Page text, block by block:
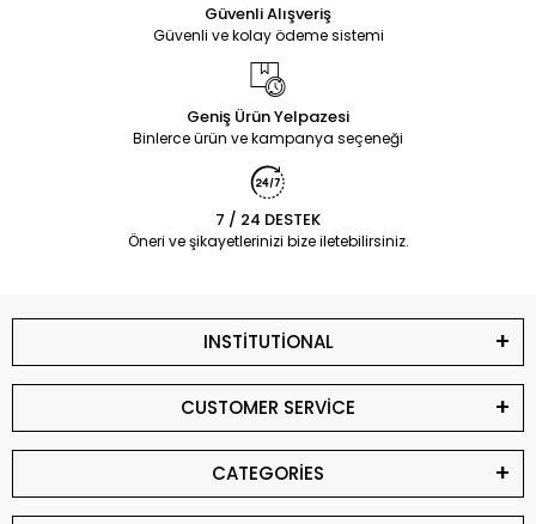
Güvenli Alışveriş
Güvenli ve kolay ödeme sistemi
Geniş Ürün Yelpazesi
Binlerce ürün ve kampanya seçeneği
7 / 24 DESTEK
Öneri ve şikayetlerinizi bize iletebilirsiniz.
INSTİTUTİONAL
CUSTOMER SERVİCE
CATEGORİES